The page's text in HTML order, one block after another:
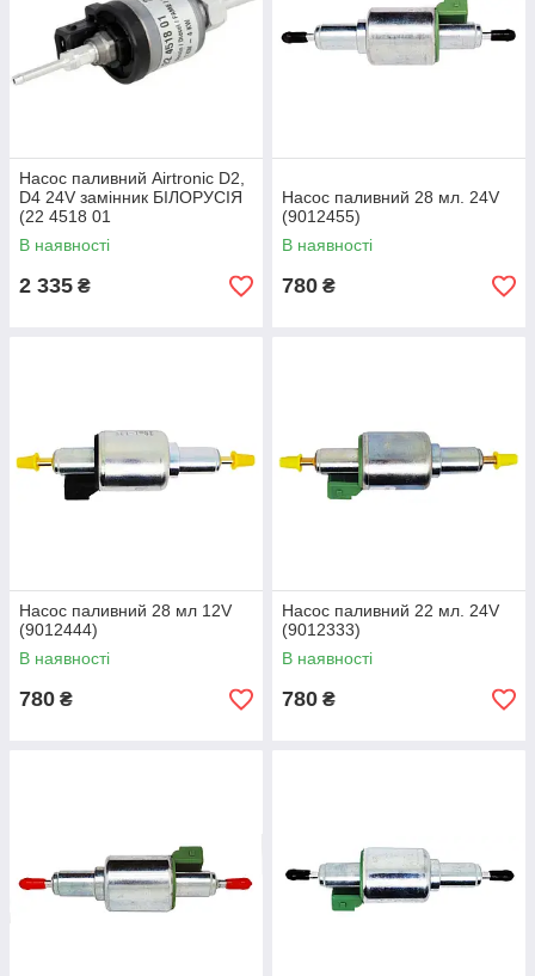
Насос паливний Airtronic D2,
D4 24V замінник БІЛОРУСІЯ
(22 4518 01
0000, 22451801, 22 4518
01, 224518010000, 224518B)
В наявності
2 335 ₴
Насос паливний 28 мл. 24V
(9012455)
В наявності
780 ₴
Насос паливний 28 мл 12V
(9012444)
В наявності
780 ₴
Насос паливний 22 мл. 24V
(9012333)
В наявності
780 ₴